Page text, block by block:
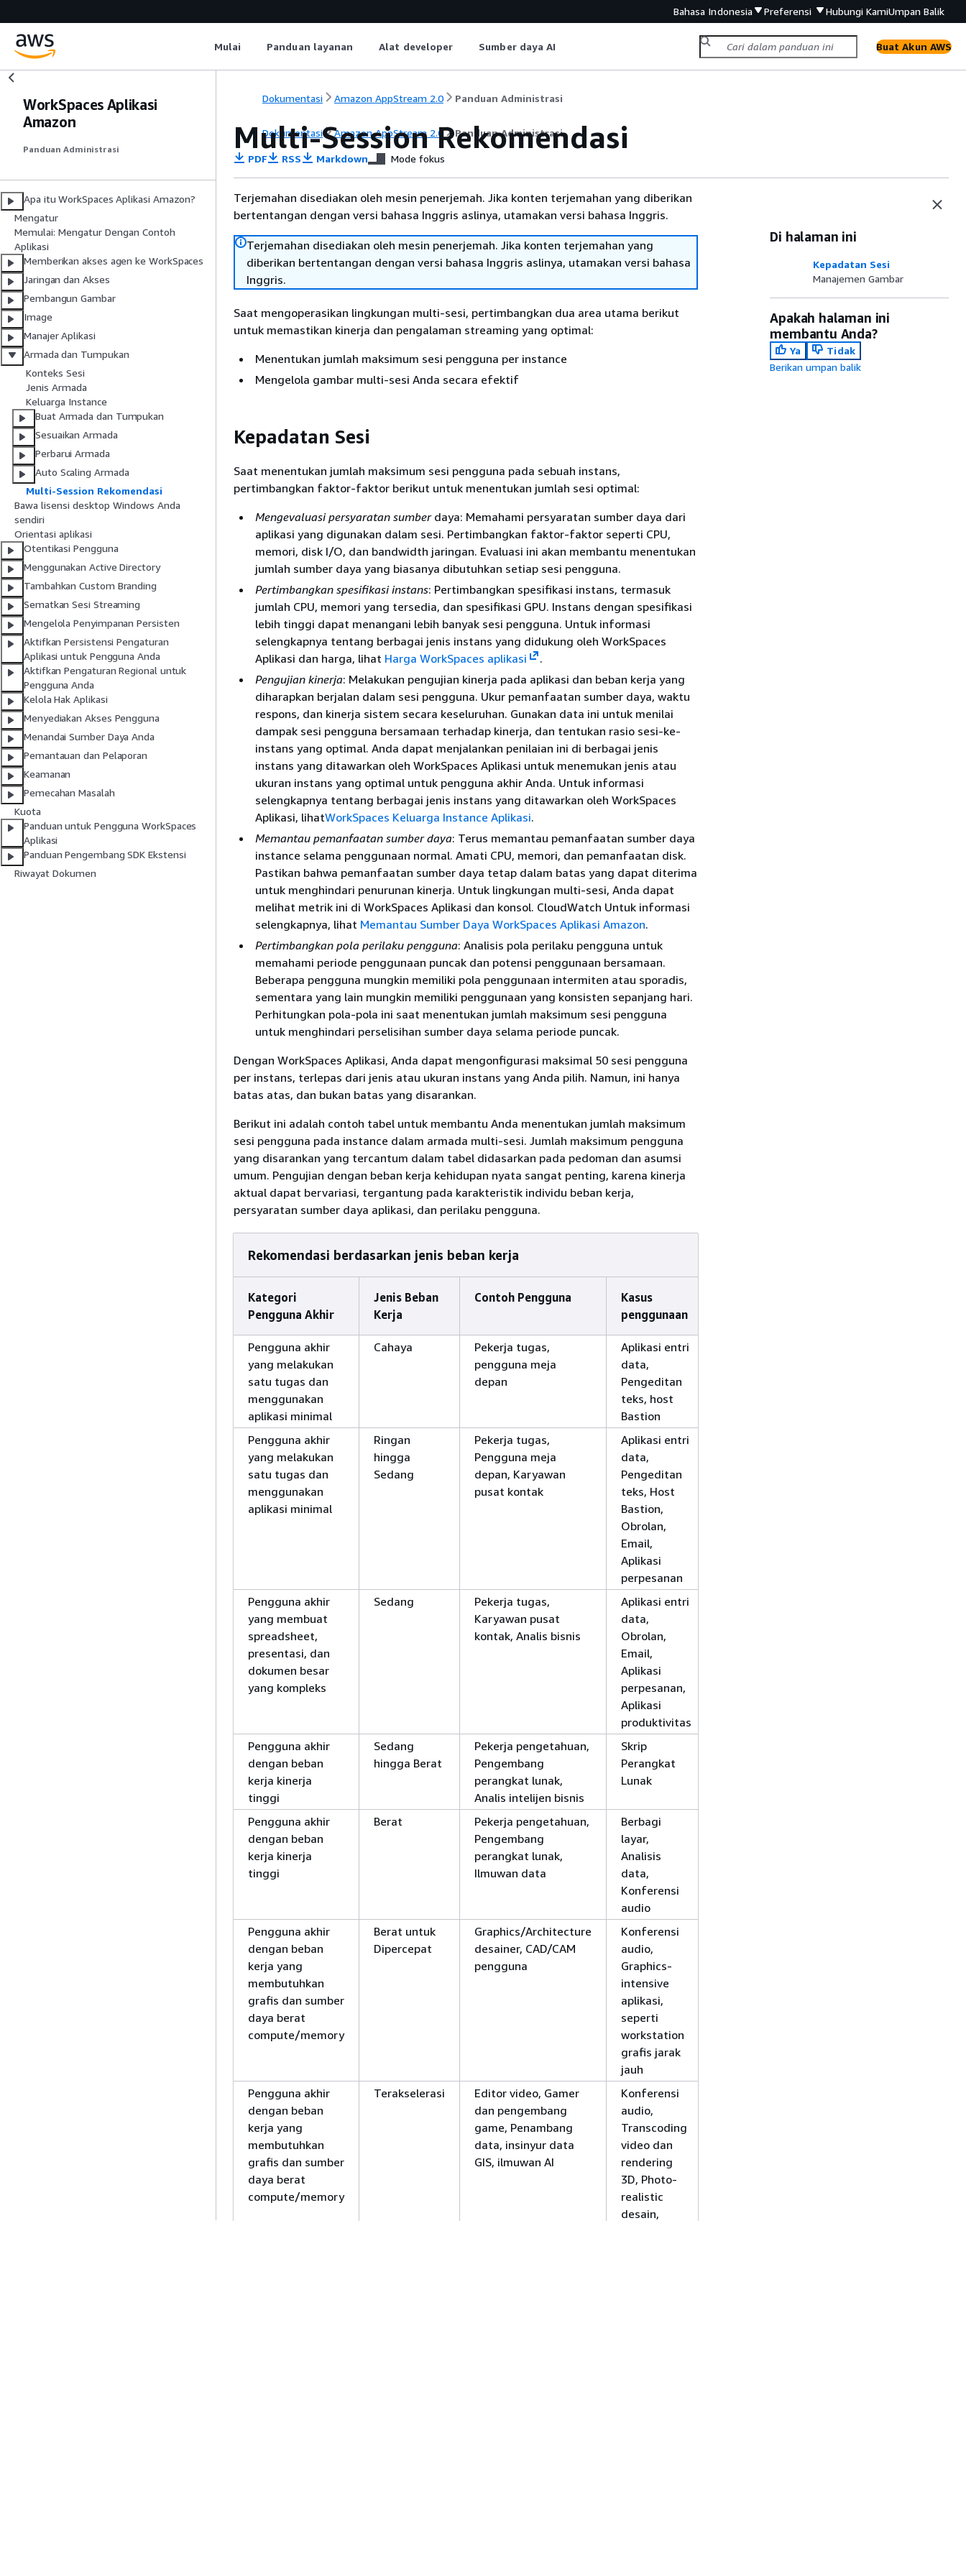
Bahasa Indonesia Preferensi Hubungi KamiUmpan Balik
Mulai Panduan layanan Alat developer Sumber daya AI Buat Akun AWS
WorkSpaces Aplikasi
Amazon
Panduan Administrasi
Apa itu WorkSpaces Aplikasi Amazon?
Mengatur
Memulai: Mengatur Dengan Contoh
Aplikasi
Memberikan akses agen ke WorkSpaces
Jaringan dan Akses
Pembangun Gambar
Image
Manajer Aplikasi
Armada dan Tumpukan
Konteks Sesi
Jenis Armada
Keluarga Instance
Buat Armada dan Tumpukan
Sesuaikan Armada
Perbarui Armada
Auto Scaling Armada
Multi-Session Rekomendasi
Bawa lisensi desktop Windows Anda
sendiri
Orientasi aplikasi
Otentikasi Pengguna
Menggunakan Active Directory
Tambahkan Custom Branding
Sematkan Sesi Streaming
Mengelola Penyimpanan Persisten
Aktifkan Persistensi Pengaturan
Aplikasi untuk Pengguna Anda
Aktifkan Pengaturan Regional untuk
Pengguna Anda
Kelola Hak Aplikasi
Menyediakan Akses Pengguna
Menandai Sumber Daya Anda
Pemantauan dan Pelaporan
Keamanan
Pemecahan Masalah
Kuota
Panduan untuk Pengguna WorkSpaces
Aplikasi
Panduan Pengembang SDK Ekstensi
Riwayat Dokumen
Dokumentasi Amazon AppStream 2.0 Panduan Administrasi
Dokumentasi Amazon AppStream 2.0 Panduan Administrasi
Multi-Session Rekomendasi
PDF RSS Markdown Mode fokus
Terjemahan disediakan oleh mesin penerjemah. Jika konten terjemahan yang diberikan
bertentangan dengan versi bahasa Inggris aslinya, utamakan versi bahasa Inggris.
Terjemahan disediakan oleh mesin penerjemah. Jika konten terjemahan yang
diberikan bertentangan dengan versi bahasa Inggris aslinya, utamakan versi bahasa
Inggris.
Saat mengoperasikan lingkungan multi-sesi, pertimbangkan dua area utama berikut
untuk memastikan kinerja dan pengalaman streaming yang optimal:
Menentukan jumlah maksimum sesi pengguna per instance
Mengelola gambar multi-sesi Anda secara efektif
Kepadatan Sesi
Saat menentukan jumlah maksimum sesi pengguna pada sebuah instans,
pertimbangkan faktor-faktor berikut untuk menentukan jumlah sesi optimal:
Mengevaluasi persyaratan sumberdaya: Memahami persyaratan sumber daya dari
aplikasi yang digunakan dalam sesi. Pertimbangkan faktor-faktor seperti CPU,
memori, disk I/O, dan bandwidth jaringan. Evaluasi ini akan membantu menentukan
jumlah sumber daya yang biasanya dibutuhkan setiap sesi pengguna.
Pertimbangkan spesifikasi instans: Pertimbangkan spesifikasi instans, termasuk
jumlah CPU, memori yang tersedia, dan spesifikasi GPU. Instans dengan spesifikasi
lebih tinggi dapat menangani lebih banyak sesi pengguna. Untuk informasi
selengkapnya tentang berbagai jenis instans yang didukung oleh WorkSpaces
Aplikasi dan harga, lihat Harga WorkSpaces aplikasi
.
Pengujian kinerja: Melakukan pengujian kinerja pada aplikasi dan beban kerja yang
diharapkan berjalan dalam sesi pengguna. Ukur pemanfaatan sumber daya, waktu
respons, dan kinerja sistem secara keseluruhan. Gunakan data ini untuk menilai
dampak sesi pengguna bersamaan terhadap kinerja, dan tentukan rasio sesi-ke-
instans yang optimal. Anda dapat menjalankan penilaian ini di berbagai jenis
instans yang ditawarkan oleh WorkSpaces Aplikasi untuk menemukan jenis atau
ukuran instans yang optimal untuk pengguna akhir Anda. Untuk informasi
selengkapnya tentang berbagai jenis instans yang ditawarkan oleh WorkSpaces
Aplikasi, lihatWorkSpaces Keluarga Instance Aplikasi.
Memantau pemanfaatan sumber daya: Terus memantau pemanfaatan sumber daya
instance selama penggunaan normal. Amati CPU, memori, dan pemanfaatan disk.
Pastikan bahwa pemanfaatan sumber daya tetap dalam batas yang dapat diterima
untuk menghindari penurunan kinerja. Untuk lingkungan multi-sesi, Anda dapat
melihat metrik ini di WorkSpaces Aplikasi dan konsol. CloudWatch Untuk informasi
selengkapnya, lihat Memantau Sumber Daya WorkSpaces Aplikasi Amazon.
Pertimbangkan pola perilaku pengguna: Analisis pola perilaku pengguna untuk
memahami periode penggunaan puncak dan potensi penggunaan bersamaan.
Beberapa pengguna mungkin memiliki pola penggunaan intermiten atau sporadis,
sementara yang lain mungkin memiliki penggunaan yang konsisten sepanjang hari.
Perhitungkan pola-pola ini saat menentukan jumlah maksimum sesi pengguna
untuk menghindari perselisihan sumber daya selama periode puncak.
Dengan WorkSpaces Aplikasi, Anda dapat mengonfigurasi maksimal 50 sesi pengguna
per instans, terlepas dari jenis atau ukuran instans yang Anda pilih. Namun, ini hanya
batas atas, dan bukan batas yang disarankan.
Berikut ini adalah contoh tabel untuk membantu Anda menentukan jumlah maksimum
sesi pengguna pada instance dalam armada multi-sesi. Jumlah maksimum pengguna
yang disarankan yang tercantum dalam tabel didasarkan pada pedoman dan asumsi
umum. Pengujian dengan beban kerja kehidupan nyata sangat penting, karena kinerja
aktual dapat bervariasi, tergantung pada karakteristik individu beban kerja,
persyaratan sumber daya aplikasi, dan perilaku pengguna.
Rekomendasi berdasarkan jenis beban kerja
Kategori
Pengguna Akhir
Jenis Beban
Kerja
Contoh Pengguna
Kasus
penggunaan
Pengguna akhir
yang melakukan
satu tugas dan
menggunakan
aplikasi minimal
Cahaya
Pekerja tugas,
pengguna meja
depan
Aplikasi entri
data,
Pengeditan
teks, host
Bastion
Pengguna akhir
yang melakukan
satu tugas dan
menggunakan
aplikasi minimal
Ringan
hingga
Sedang
Pekerja tugas,
Pengguna meja
depan, Karyawan
pusat kontak
Aplikasi entri
data,
Pengeditan
teks, Host
Bastion,
Obrolan,
Email,
Aplikasi
perpesanan
Pengguna akhir
yang membuat
spreadsheet,
presentasi, dan
dokumen besar
yang kompleks
Sedang
Pekerja tugas,
Karyawan pusat
kontak, Analis bisnis
Aplikasi entri
data,
Obrolan,
Email,
Aplikasi
perpesanan,
Aplikasi
produktivitas
Pengguna akhir
dengan beban
kerja kinerja
tinggi
Sedang
hingga Berat
Pekerja pengetahuan,
Pengembang
perangkat lunak,
Analis intelijen bisnis
Skrip
Perangkat
Lunak
Pengguna akhir
dengan beban
kerja kinerja
tinggi
Berat
Pekerja pengetahuan,
Pengembang
perangkat lunak,
Ilmuwan data
Berbagi
layar,
Analisis
data,
Konferensi
audio
Pengguna akhir
dengan beban
kerja yang
membutuhkan
grafis dan sumber
daya berat
compute/memory
Berat untuk
Dipercepat
Graphics/Architecture
desainer, CAD/CAM
pengguna
Konferensi
audio,
Graphics-
intensive
aplikasi,
seperti
workstation
grafis jarak
jauh
Pengguna akhir
dengan beban
kerja yang
membutuhkan
grafis dan sumber
daya berat
compute/memory
Terakselerasi
Editor video, Gamer
dan pengembang
game, Penambang
data, insinyur data
GIS, ilmuwan AI
Konferensi
audio,
Transcoding
video dan
rendering
3D, Photo-
realistic
desain,
Di halaman ini
Kepadatan Sesi
Manajemen Gambar
Apakah halaman ini
membantu Anda?
Ya
Tidak
Berikan umpan balik